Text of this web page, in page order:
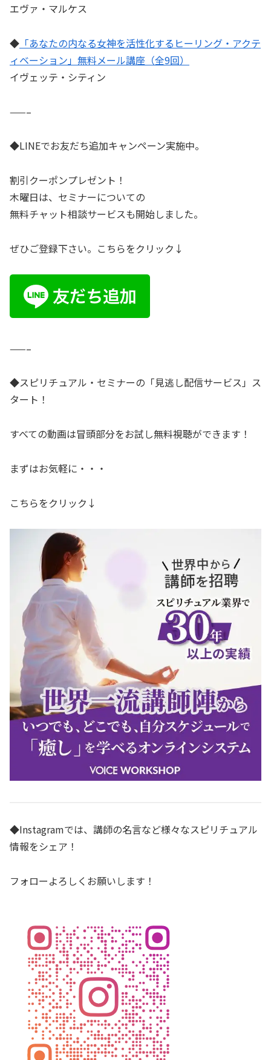
エヴァ・マルケス
◆ 「あなたの内なる女神を活性化するヒーリング・アクテ
ィベーション」無料メール講座（全9回）
イヴェッテ・シティン
——–
◆LINEでお友だち追加キャンペーン実施中。
割引クーポンプレゼント！
木曜日は、セミナーについての
無料チャット相談サービスも開始しました。
ぜひご登録下さい。こちらをクリック↓
——–
◆スピリチュアル・セミナーの「見逃し配信サービス」ス
タート！
すべての動画は冒頭部分をお試し無料視聴ができます！
まずはお気軽に・・・
こちらをクリック↓
◆Instagramでは、講師の名言など様々なスピリチュアル
情報をシェア！
フォローよろしくお願いします！